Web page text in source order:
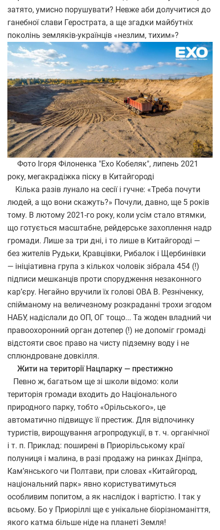
затято, умисно порушувати? Невже аби долучитися до
ганебної слави Герострата, а ще згадки майбутніх
поколінь земляків-українців «незлим, тихим»?
Фото Ігоря Філоненка "Ехо Кобеляк", липень 2021
року, мегакрадіжка піску в Китайгороді
Кілька разів лунало на сесії і гучне: «Треба почути
людей, а що вони скажуть?» Почули, давно, ще 5 років
тому. В лютому 2021-го року, коли усім стало втямки,
що готується масштабне, рейдерське захоплення надр
громади. Лише за три дні, і то лише в Китайгороді —
без жителів Рудьки, Кравцівки, Рибалок і Щербинівки
— ініціативна група з кількох чоловік зібрала 454 (!)
підписи мешканців проти спорудження незаконного
кар’єру. Негайно вручили їх голові ОВА В. Резніченку,
спійманому на величезному розкраданні трохи згодом
НАБУ, надіслали до ОП, ОГ тощо... Та жоден владний чи
правоохоронний орган дотепер (!) не допоміг громаді
відстояти своє право на чисту підземну воду і не
сплюндроване довкілля.
Жити на території Нацпарку — престижно
Певно ж, багатьом ще зі школи відомо: коли
територія громади входить до Національного
природного парку, тобто «Орільського», це
автоматично підвищує її престиж. Для відпочинку
туристів, вирощування агропродукції, в т. ч. органічної
і т. п. Приклад: поширені в Приорільському краї
полуниця і малина, в разі продажу на ринках Дніпра,
Кам’янського чи Полтави, при словах «Китайгород,
національний парк» явно користуватимуться
особливим попитом, а як наслідок і вартістю. І так у
всьому. Бо у Приоріллі ще є унікальне біорізноманіття,
якого катма більше ніде на планеті Земля!